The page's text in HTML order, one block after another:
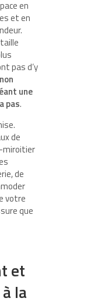
en
et en
pas d’y
une
pas.
de
miroitier
de
votre
que
et
la